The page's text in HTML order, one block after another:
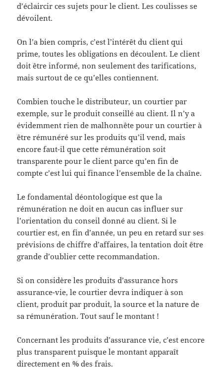
d’éclaircir ces sujets pour le client. Les coulisses se
dévoilent.
On l’a bien compris, c’est l’intérêt du client qui
prime, toutes les obligations en découlent. Le client
doit être informé, non seulement des tarifications,
mais surtout de ce qu’elles contiennent.
Combien touche le distributeur, un courtier par
exemple, sur le produit conseillé au client. Il n’y a
évidemment rien de malhonnête pour un courtier à
être rémunéré sur les produits qu’il vend, mais
encore faut-il que cette rémunération soit
transparente pour le client parce qu’en fin de
compte c’est lui qui finance l’ensemble de la chaîne.
Le fondamental déontologique est que la
rémunération ne doit en aucun cas influer sur
l’orientation du conseil donné au client. Si le
courtier est, en fin d’année, un peu en retard sur ses
prévisions de chiffre d’affaires, la tentation doit être
grande d’oublier cette recommandation.
Si on considère les produits d’assurance hors
assurance-vie, le courtier devra indiquer à son
client, produit par produit, la source et la nature de
sa rémunération. Tout sauf le montant !
Concernant les produits d’assurance vie, c’est encore
plus transparent puisque le montant apparaît
directement en % des frais.